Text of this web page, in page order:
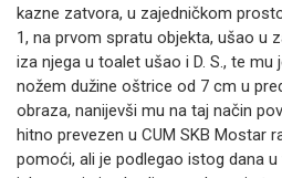
kazne zatvora, u zajedničkom
1, na prvom spratu objekta, ušao u
iza njega u toalet ušao i D. S., te
nožem dužine oštrice od 7 cm u
obraza, nanijevši mu na taj način
hitno prevezen u CUM SKB Mostar
pomoći, ali je podlegao istog dana